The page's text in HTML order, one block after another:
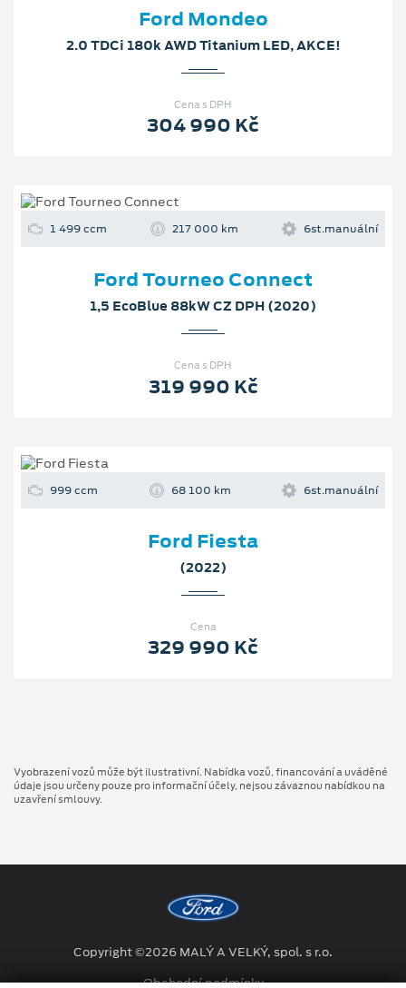
Ford Mondeo
2.0 TDCi 180k AWD Titanium LED, AKCE!
Cena s DPH
304 990 Kč
1 499 ccm 217 000 km 6st.manuální
Ford Tourneo Connect
1,5 EcoBlue 88kW CZ DPH (2020)
Cena s DPH
319 990 Kč
999 ccm 68 100 km 6st.manuální
Ford Fiesta
(2022)
Cena
329 990 Kč
Vyobrazení vozů může být ilustrativní. Nabídka vozů, financování a uváděné
údaje jsou určeny pouze pro informační účely, nejsou závaznou nabídkou na
uzavření smlouvy.
Copyright ©2026 MALÝ A VELKÝ, spol. s r.o.
Obchodní podmínky